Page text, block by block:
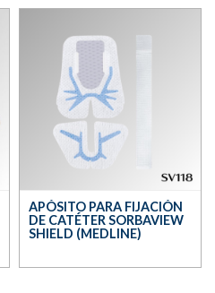
APÓSITO PARA FIJACIÓN
DE CATÉTER SORBAVIEW
SHIELD (MEDLINE)